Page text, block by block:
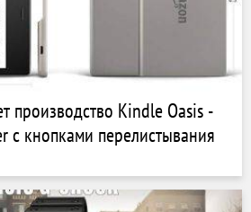
производство Kindle Oasis -
с кнопками перелистывания